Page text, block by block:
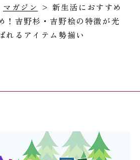
マガジン > 新生活におすすめ
！吉野杉・吉野桧の特徴が光
れるアイテム勢揃い